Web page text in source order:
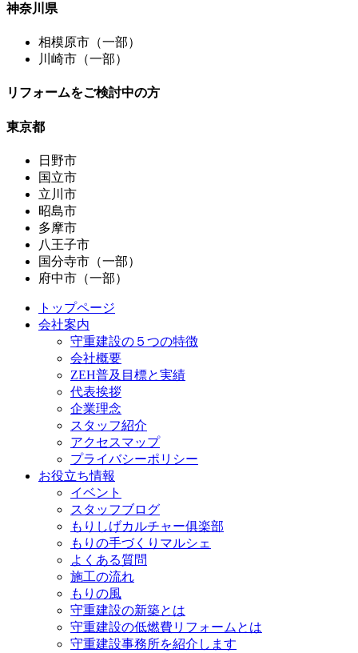
神奈川県
相模原市（一部）
川崎市（一部）
リフォームをご検討中の方
東京都
日野市
国立市
立川市
昭島市
多摩市
八王子市
国分寺市（一部）
府中市（一部）
トップページ
会社案内
守重建設の５つの特徴
会社概要
ZEH普及目標と実績
代表挨拶
企業理念
スタッフ紹介
アクセスマップ
プライバシーポリシー
お役立ち情報
イベント
スタッフブログ
もりしげカルチャー俱楽部
もりの手づくりマルシェ
よくある質問
施工の流れ
もりの風
守重建設の新築とは
守重建設の低燃費リフォームとは
守重建設事務所を紹介します